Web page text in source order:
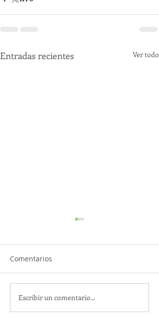
Entradas recientes Ver todo
¡Acapulco y Guerrero se
Visten de Fiesta!
Comentarios
Escribir un comentario...